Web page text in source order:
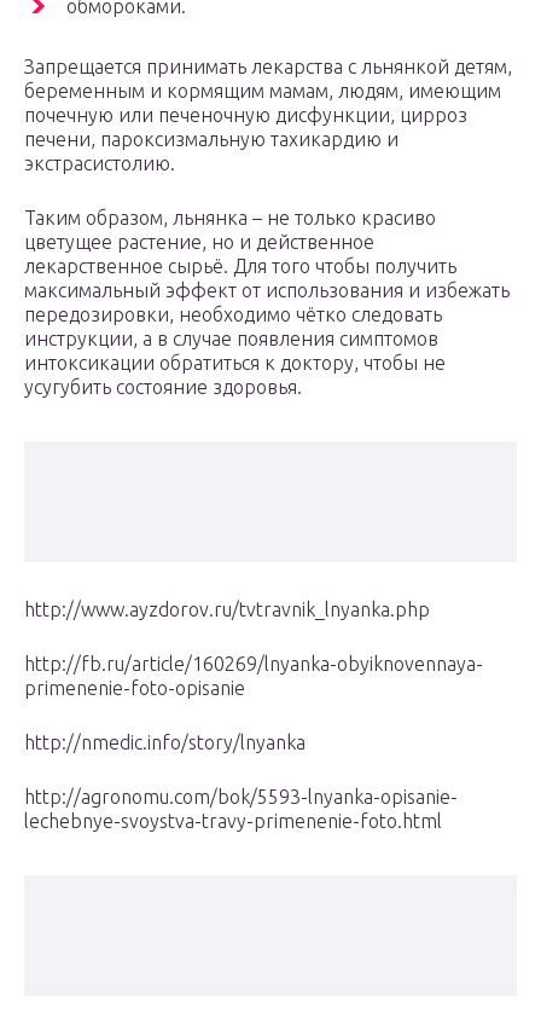
обмороками.
Запрещается принимать лекарства с льнянкой детям,
беременным и кормящим мамам, людям, имеющим
почечную или печеночную дисфункции, цирроз
печени, пароксизмальную тахикардию и
экстрасистолию.
Таким образом, льнянка – не только красиво
цветущее растение, но и действенное
лекарственное сырьё. Для того чтобы получить
максимальный эффект от использования и избежать
передозировки, необходимо чётко следовать
инструкции, а в случае появления симптомов
интоксикации обратиться к доктору, чтобы не
усугубить состояние здоровья.
http://www.ayzdorov.ru/tvtravnik_lnyanka.php
http://fb.ru/article/160269/lnyanka-obyiknovennaya-
primenenie-foto-opisanie
http://nmedic.info/story/lnyanka
http://agronomu.com/bok/5593-lnyanka-opisanie-
lechebnye-svoystva-travy-primenenie-foto.html